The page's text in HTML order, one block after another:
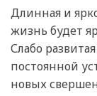
Длинная и
жизнь будет
Слабо
постоянной
новых